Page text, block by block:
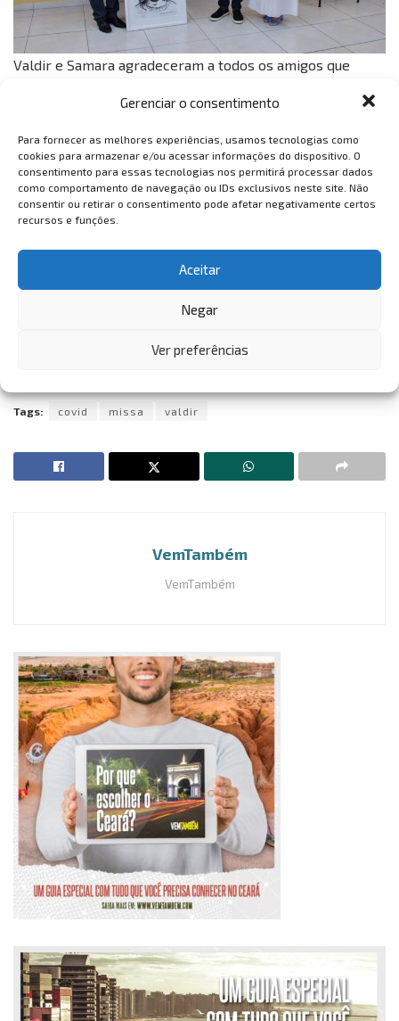
Gerenciar o consentimento
Para fornecer as melhores experiências, usamos tecnologias como
cookies para armazenar e/ou acessar informações do dispositivo. O
consentimento para essas tecnologias nos permitirá processar dados
como comportamento de navegação ou IDs exclusivos neste site. Não
consentir ou retirar o consentimento pode afetar negativamente certos
recursos e funções.
Aceitar
Negar
Ver preferências
Valdir e Samara agradeceram a todos os amigos que
muito agradecimento.
Tags: covid missa valdir
VemTambém
VemTambém